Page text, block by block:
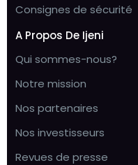
Consignes de sécurité
A Propos De Ijeni
Qui sommes-nous?
Notre mission
Nos partenaires
Nos investisseurs
Revues de presse